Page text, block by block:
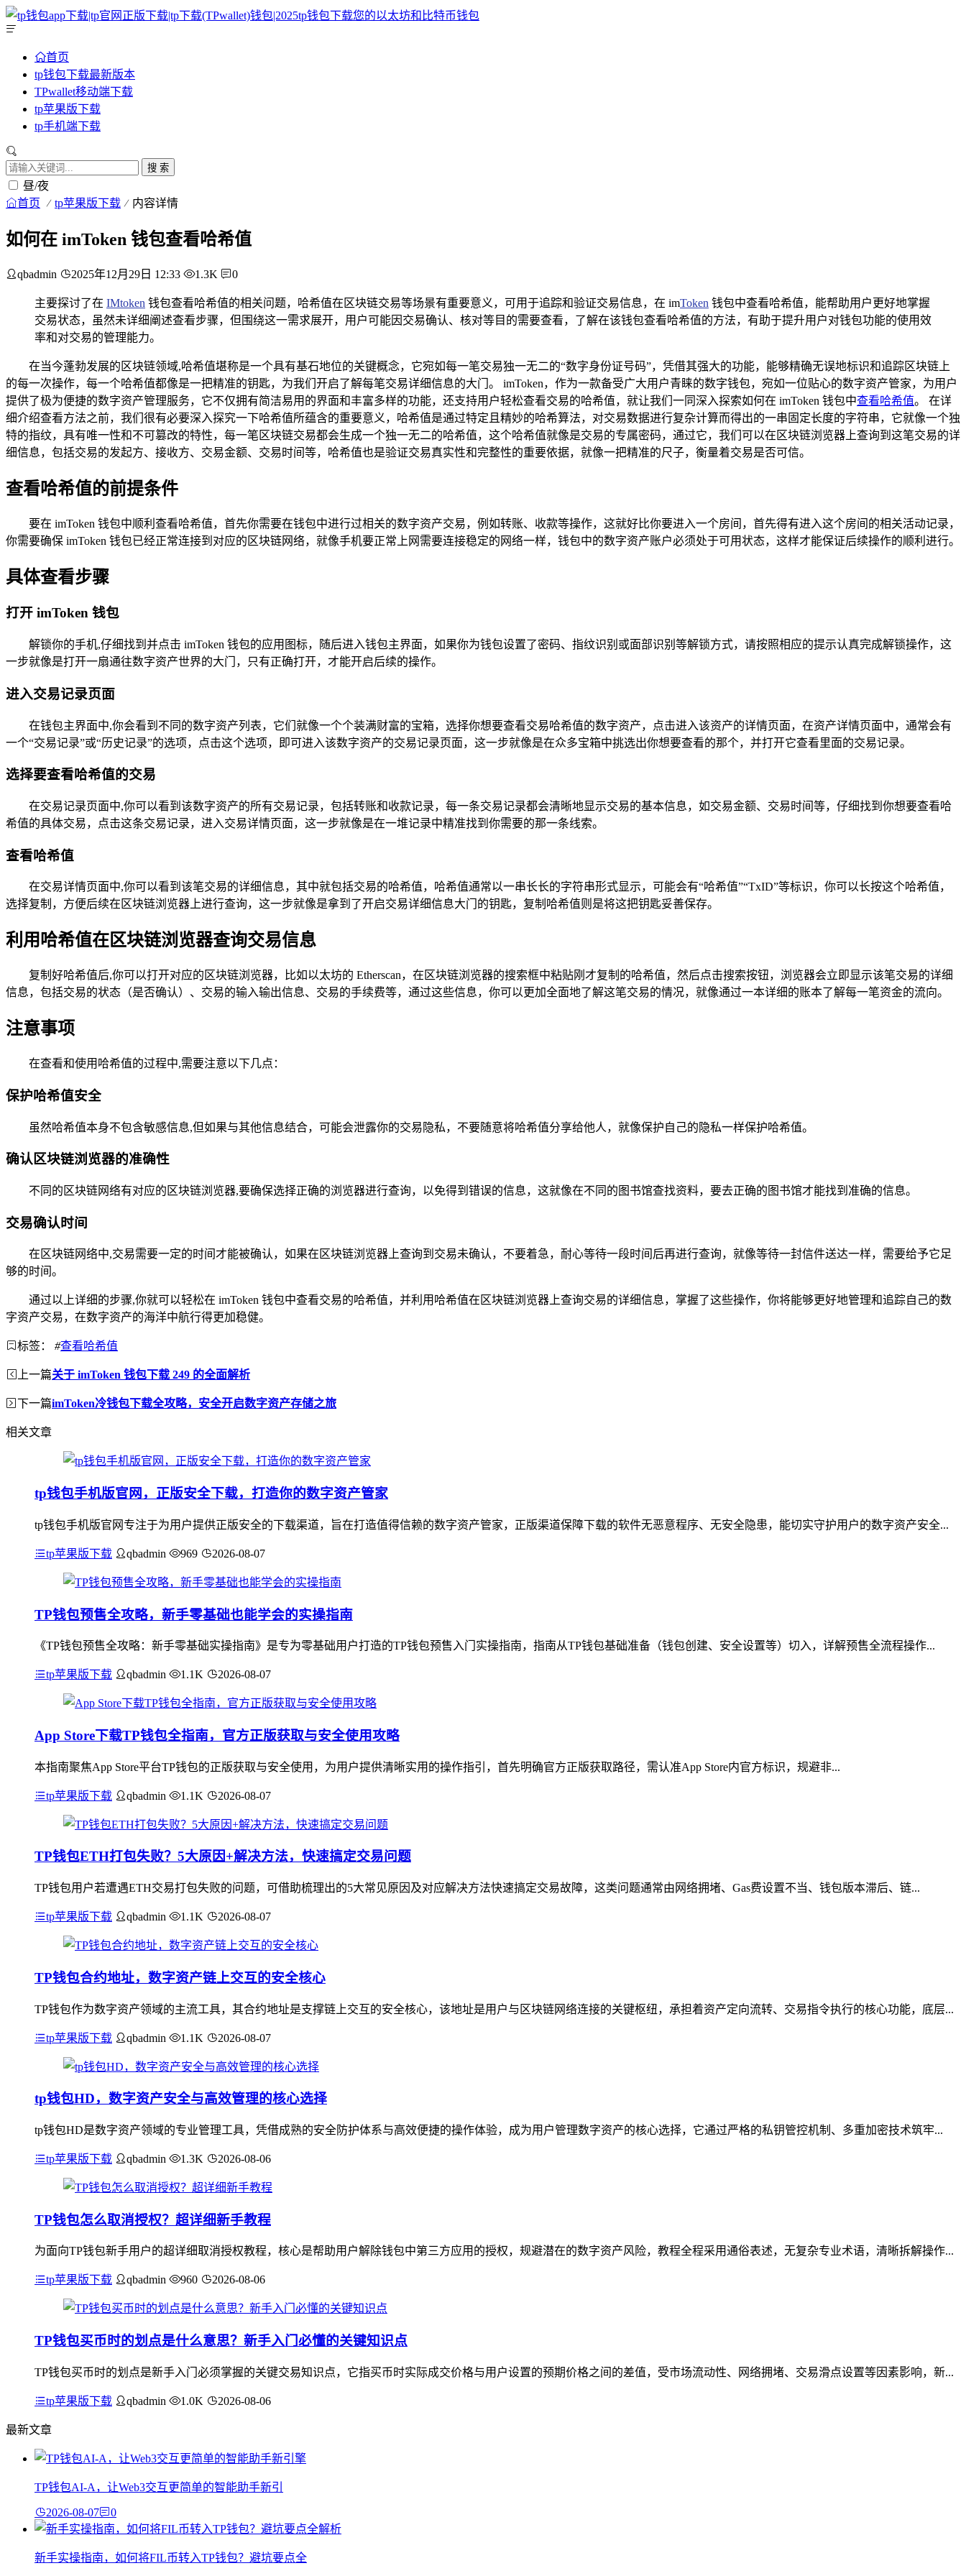
首页
tp钱包下载最新版本
TPwallet移动端下载
tp苹果版下载
tp手机端下载
搜 索
昼/夜
首页 tp苹果版下载 内容详情
如何在 imToken 钱包查看哈希值
qbadmin 2025年12月29日 12:33 1.3K 0
主要探讨了在 IMtoken 钱包查看哈希值的相关问题，哈希值在区块链交易等场景有重要意义，可用于追踪和验证交易信息，在 imToken 钱包中查看哈希值，能帮助用户更好地掌握
交易状态，虽然未详细阐述查看步骤，但围绕这一需求展开，用户可能因交易确认、核对等目的需要查看，了解在该钱包查看哈希值的方法，有助于提升用户对钱包功能的使用效
率和对交易的管理能力。
在当今蓬勃发展的区块链领域,哈希值堪称是一个具有基石地位的关键概念，它宛如每一笔交易独一无二的“数字身份证号码”，凭借其强大的功能，能够精确无误地标识和追踪区块链上
的每一次操作，每一个哈希值都像是一把精准的钥匙，为我们开启了解每笔交易详细信息的大门。 imToken，作为一款备受广大用户青睐的数字钱包，宛如一位贴心的数字资产管家，为用户
提供了极为便捷的数字资产管理服务，它不仅拥有简洁易用的界面和丰富多样的功能，还支持用户轻松查看交易的哈希值，就让我们一同深入探索如何在 imToken 钱包中查看哈希值。 在详
细介绍查看方法之前，我们很有必要深入探究一下哈希值所蕴含的重要意义，哈希值是通过特定且精妙的哈希算法，对交易数据进行复杂计算而得出的一串固定长度的字符串，它就像一个独
特的指纹，具有唯一性和不可篡改的特性，每一笔区块链交易都会生成一个独一无二的哈希值，这个哈希值就像是交易的专属密码，通过它，我们可以在区块链浏览器上查询到这笔交易的详
细信息，包括交易的发起方、接收方、交易金额、交易时间等，哈希值也是验证交易真实性和完整性的重要依据，就像一把精准的尺子，衡量着交易是否可信。
查看哈希值的前提条件
要在 imToken 钱包中顺利查看哈希值，首先你需要在钱包中进行过相关的数字资产交易，例如转账、收款等操作，这就好比你要进入一个房间，首先得有进入这个房间的相关活动记录，
你需要确保 imToken 钱包已经正常连接到对应的区块链网络，就像手机要正常上网需要连接稳定的网络一样，钱包中的数字资产账户必须处于可用状态，这样才能保证后续操作的顺利进行。
具体查看步骤
打开 imToken 钱包
解锁你的手机,仔细找到并点击 imToken 钱包的应用图标，随后进入钱包主界面，如果你为钱包设置了密码、指纹识别或面部识别等解锁方式，请按照相应的提示认真完成解锁操作，这
一步就像是打开一扇通往数字资产世界的大门，只有正确打开，才能开启后续的操作。
进入交易记录页面
在钱包主界面中,你会看到不同的数字资产列表，它们就像一个个装满财富的宝箱，选择你想要查看交易哈希值的数字资产，点击进入该资产的详情页面，在资产详情页面中，通常会有
一个“交易记录”或“历史记录”的选项，点击这个选项，即可进入该数字资产的交易记录页面，这一步就像是在众多宝箱中挑选出你想要查看的那个，并打开它查看里面的交易记录。
选择要查看哈希值的交易
在交易记录页面中,你可以看到该数字资产的所有交易记录，包括转账和收款记录，每一条交易记录都会清晰地显示交易的基本信息，如交易金额、交易时间等，仔细找到你想要查看哈
希值的具体交易，点击这条交易记录，进入交易详情页面，这一步就像是在一堆记录中精准找到你需要的那一条线索。
查看哈希值
在交易详情页面中,你可以看到该笔交易的详细信息，其中就包括交易的哈希值，哈希值通常以一串长长的字符串形式显示，可能会有“哈希值”“TxID”等标识，你可以长按这个哈希值，
选择复制，方便后续在区块链浏览器上进行查询，这一步就像是拿到了开启交易详细信息大门的钥匙，复制哈希值则是将这把钥匙妥善保存。
利用哈希值在区块链浏览器查询交易信息
复制好哈希值后,你可以打开对应的区块链浏览器，比如以太坊的 Etherscan，在区块链浏览器的搜索框中粘贴刚才复制的哈希值，然后点击搜索按钮，浏览器会立即显示该笔交易的详细
信息，包括交易的状态（是否确认）、交易的输入输出信息、交易的手续费等，通过这些信息，你可以更加全面地了解这笔交易的情况，就像通过一本详细的账本了解每一笔资金的流向。
注意事项
在查看和使用哈希值的过程中,需要注意以下几点：
保护哈希值安全
虽然哈希值本身不包含敏感信息,但如果与其他信息结合，可能会泄露你的交易隐私，不要随意将哈希值分享给他人，就像保护自己的隐私一样保护哈希值。
确认区块链浏览器的准确性
不同的区块链网络有对应的区块链浏览器,要确保选择正确的浏览器进行查询，以免得到错误的信息，这就像在不同的图书馆查找资料，要去正确的图书馆才能找到准确的信息。
交易确认时间
在区块链网络中,交易需要一定的时间才能被确认，如果在区块链浏览器上查询到交易未确认，不要着急，耐心等待一段时间后再进行查询，就像等待一封信件送达一样，需要给予它足
够的时间。
通过以上详细的步骤,你就可以轻松在 imToken 钱包中查看交易的哈希值，并利用哈希值在区块链浏览器上查询交易的详细信息，掌握了这些操作，你将能够更好地管理和追踪自己的数
字资产交易，在数字资产的海洋中航行得更加稳健。
标签： #查看哈希值
上一篇关于 imToken 钱包下载 249 的全面解析
下一篇imToken冷钱包下载全攻略，安全开启数字资产存储之旅
相关文章
tp钱包手机版官网，正版安全下载，打造你的数字资产管家
tp钱包手机版官网专注于为用户提供正版安全的下载渠道，旨在打造值得信赖的数字资产管家，正版渠道保障下载的软件无恶意程序、无安全隐患，能切实守护用户的数字资产安全...
tp苹果版下载 qbadmin 969 2026-08-07
TP钱包预售全攻略，新手零基础也能学会的实操指南
《TP钱包预售全攻略：新手零基础实操指南》是专为零基础用户打造的TP钱包预售入门实操指南，指南从TP钱包基础准备（钱包创建、安全设置等）切入，详解预售全流程操作...
tp苹果版下载 qbadmin 1.1K 2026-08-07
App Store下载TP钱包全指南，官方正版获取与安全使用攻略
本指南聚焦App Store平台TP钱包的正版获取与安全使用，为用户提供清晰实用的操作指引，首先明确官方正版获取路径，需认准App Store内官方标识，规避非...
tp苹果版下载 qbadmin 1.1K 2026-08-07
TP钱包ETH打包失败？5大原因+解决方法，快速搞定交易问题
TP钱包用户若遭遇ETH交易打包失败的问题，可借助梳理出的5大常见原因及对应解决方法快速搞定交易故障，这类问题通常由网络拥堵、Gas费设置不当、钱包版本滞后、链...
tp苹果版下载 qbadmin 1.1K 2026-08-07
TP钱包合约地址，数字资产链上交互的安全核心
TP钱包作为数字资产领域的主流工具，其合约地址是支撑链上交互的安全核心，该地址是用户与区块链网络连接的关键枢纽，承担着资产定向流转、交易指令执行的核心功能，底层...
tp苹果版下载 qbadmin 1.1K 2026-08-07
tp钱包HD，数字资产安全与高效管理的核心选择
tp钱包HD是数字资产领域的专业管理工具，凭借成熟的安全防护体系与高效便捷的操作体验，成为用户管理数字资产的核心选择，它通过严格的私钥管控机制、多重加密技术筑牢...
tp苹果版下载 qbadmin 1.3K 2026-08-06
TP钱包怎么取消授权？超详细新手教程
为面向TP钱包新手用户的超详细取消授权教程，核心是帮助用户解除钱包中第三方应用的授权，规避潜在的数字资产风险，教程全程采用通俗表述，无复杂专业术语，清晰拆解操作...
tp苹果版下载 qbadmin 960 2026-08-06
TP钱包买币时的划点是什么意思？新手入门必懂的关键知识点
TP钱包买币时的划点是新手入门必须掌握的关键交易知识点，它指买币时实际成交价格与用户设置的预期价格之间的差值，受市场流动性、网络拥堵、交易滑点设置等因素影响，新...
tp苹果版下载 qbadmin 1.0K 2026-08-06
最新文章
TP钱包AI-A，让Web3交互更简单的智能助手新引
2026-08-07 0
新手实操指南，如何将FIL币转入TP钱包？避坑要点全